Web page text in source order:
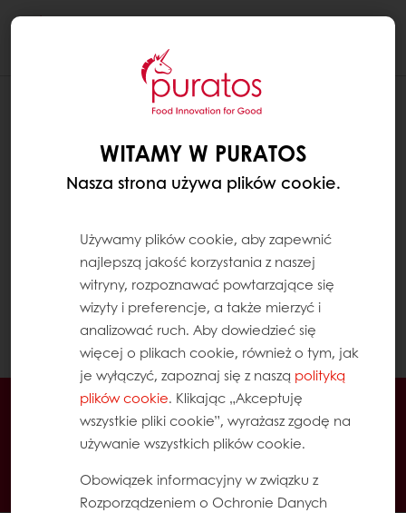
JAK ZNALEŹĆ KARTĘ TECHNICZNĄ
PRODUKTU?
Aby zobaczyć informacje techniczne
dotyczące produktów, musisz się najpierw
Następnie przejdź do strony wybranego
produktu i kliknij zakładkę „Pliki do pobrania”
znajdującą się pod zdjęciami produktu, aby
pobrać i wyświetlić kartę techniczną.
WITAMY W PURATOS
Nasza strona używa plików cookie.
Używamy plików cookie, aby zapewnić
najlepszą jakość korzystania z naszej
witryny, rozpoznawać powtarzające się
wizyty i preferencje, a także mierzyć i
analizować ruch. Aby dowiedzieć się
więcej o plikach cookie, również o tym, jak
je wyłączyć, zapoznaj się z naszą polityką
plików cookie. Klikając „Akceptuję
wszystkie pliki cookie”, wyrażasz zgodę na
używanie wszystkich plików cookie.
Obowiązek informacyjny w związku z
Rozporządzeniem o Ochronie Danych
Dostęp przez 24h
Łatwe zamawianie poprzez Mój Puratos
Tworzenie listy ulubionych receptur